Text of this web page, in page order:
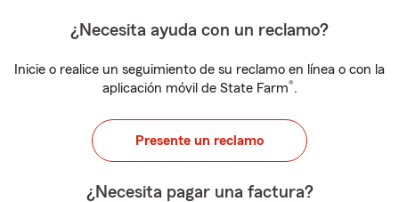
¿Necesita ayuda con un reclamo?
Inicie o realice un seguimiento de su reclamo en línea o con la
aplicación móvil de State Farm®.
Presente un reclamo
¿Necesita pagar una factura?